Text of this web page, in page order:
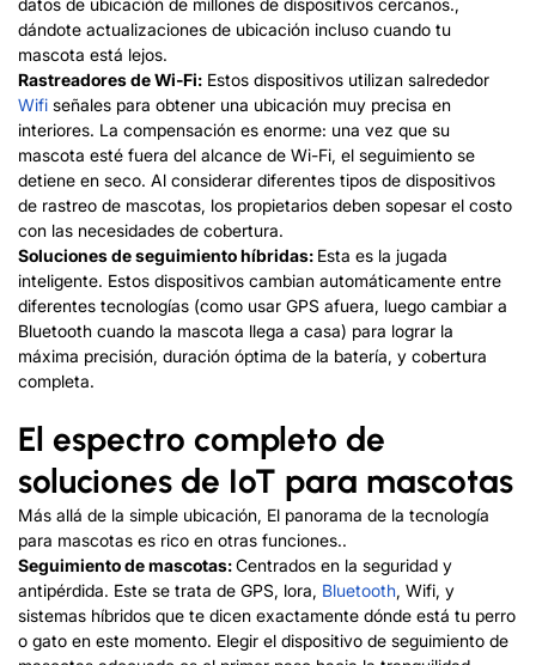
datos de ubicación de millones de dispositivos cercanos.,
dándote actualizaciones de ubicación incluso cuando tu
mascota está lejos.
Rastreadores de Wi-Fi: Estos dispositivos utilizan salrededor
Wifi señales para obtener una ubicación muy precisa en
interiores. La compensación es enorme: una vez que su
mascota esté fuera del alcance de Wi-Fi, el seguimiento se
detiene en seco. Al considerar diferentes tipos de dispositivos
de rastreo de mascotas, los propietarios deben sopesar el costo
con las necesidades de cobertura.
Soluciones de seguimiento híbridas: Esta es la jugada
inteligente. Estos dispositivos cambian automáticamente entre
diferentes tecnologías (como usar GPS afuera, luego cambiar a
Bluetooth cuando la mascota llega a casa) para lograr la
máxima precisión, duración óptima de la batería, y cobertura
completa.
El espectro completo de
soluciones de IoT para mascotas
Más allá de la simple ubicación, El panorama de la tecnología
para mascotas es rico en otras funciones..
Seguimiento de mascotas:Centrados en la seguridad y
antipérdida. Este se trata de GPS, lora, Bluetooth, Wifi, y
sistemas híbridos que te dicen exactamente dónde está tu perro
o gato en este momento. Elegir el dispositivo de seguimiento de